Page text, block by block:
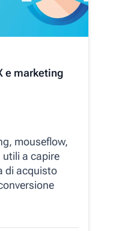
e marketing
mouseflow,
utili a capire
di acquisto